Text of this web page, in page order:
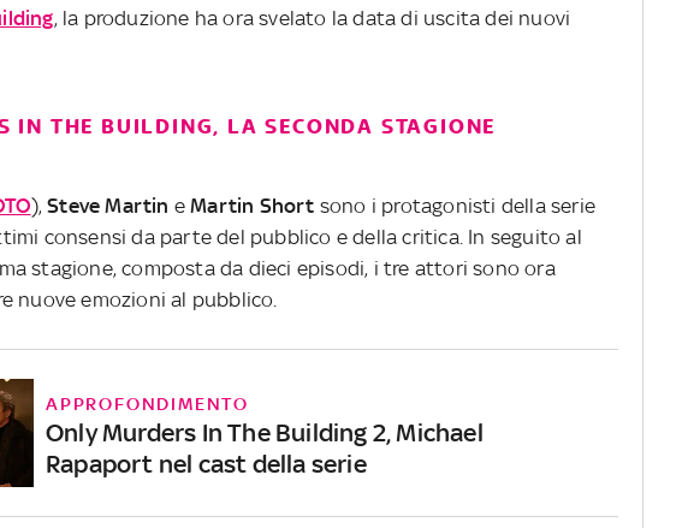
, la produzione ha ora svelato la data di uscita dei nuovi
IN THE BUILDING, LA SECONDA STAGIONE
),Steve Martin eMartin Short sono i protagonisti della serie
consensi da parte del pubblico e della critica. In seguito al
stagione, composta da dieci episodi, i tre attori sono ora
nuove emozioni al pubblico.
APPROFONDIMENTO
Only Murders In The Building 2, Michael
Rapaport nel cast della serie